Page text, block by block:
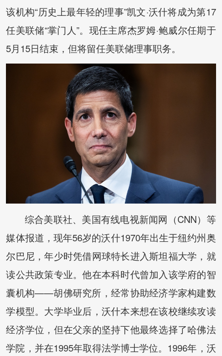
该机构“历史上最年轻的理事”凯文·沃什将成为第17
任美联储“掌门人”。现任主席杰罗姆·鲍威尔任期于
5月15日结束，但将留任美联储理事职务。
综合美联社、美国有线电视新闻网（CNN）等
媒体报道，现年56岁的沃什1970年出生于纽约州奥
尔巴尼，年少时凭借网球特长进入斯坦福大学，就
读公共政策专业。他在本科时代曾加入该学府的智
囊机构——胡佛研究所，经常协助经济学家构建数
学模型。大学毕业后，沃什本来想在该校继续攻读
经济学位，但在父亲的坚持下他最终选择了哈佛法
学院，并在1995年取得法学博士学位。1996年，沃